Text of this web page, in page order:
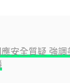
安全質疑 強調